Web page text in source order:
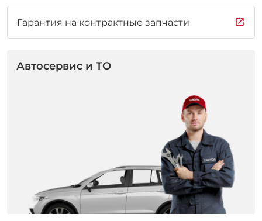
Гарантия на контрактные запчасти
Автосервис и ТО